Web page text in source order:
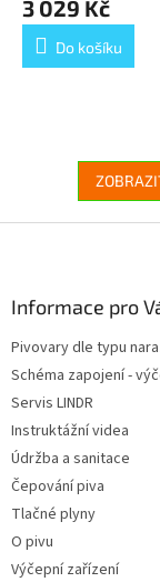
je
5,0
3 029 Kč
Do košíku
Informace pro
Pivovary dle typu
Schéma zapojení -
Servis LINDR
Instruktážní videa
Údržba a sanitace
Čepování piva
Tlačné plyny
O pivu
Výčepní zařízení